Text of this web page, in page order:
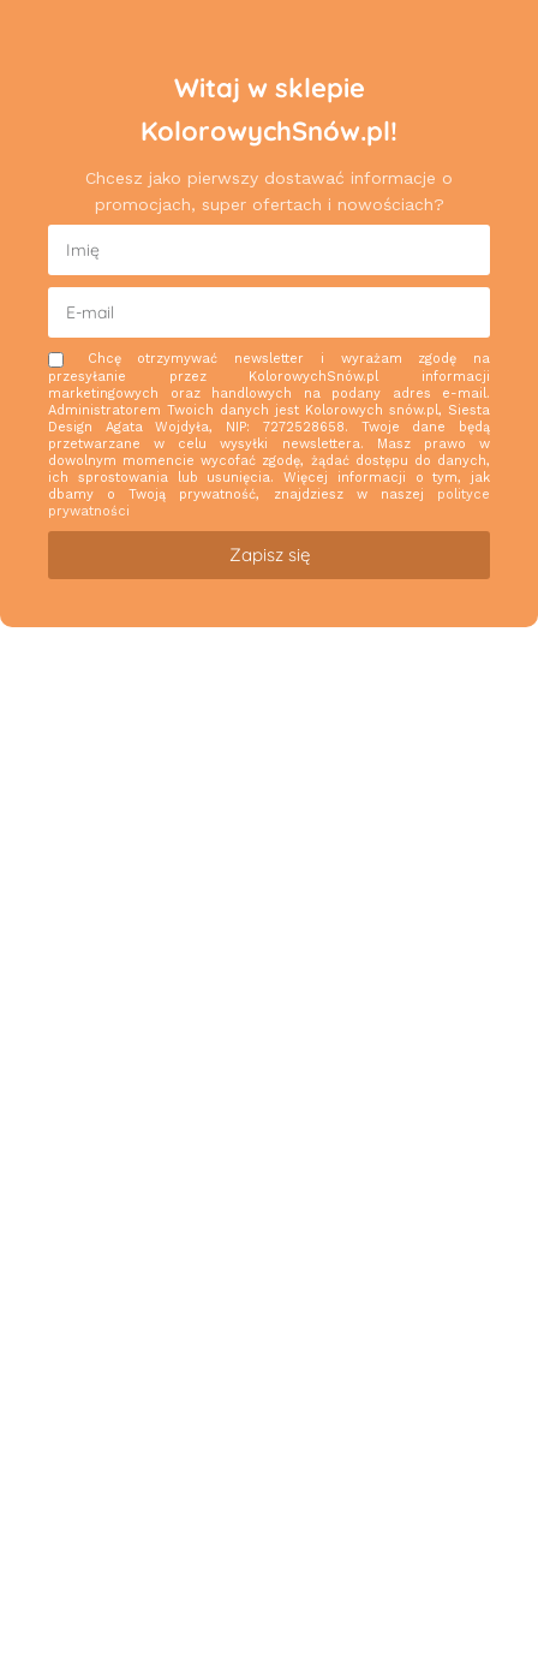
Witaj w sklepie
KolorowychSnów.pl!
Chcesz jako pierwszy dostawać informacje o
promocjach, super ofertach i nowościach?
Chcę otrzymywać newsletter i wyrażam zgodę na
przesyłanie przez KolorowychSnów.pl informacji
marketingowych oraz handlowych na podany adres e-mail.
Administratorem Twoich danych jest Kolorowych snów.pl, Siesta
Design Agata Wojdyła, NIP: 7272528658. Twoje dane będą
przetwarzane w celu wysyłki newslettera. Masz prawo w
dowolnym momencie wycofać zgodę, żądać dostępu do danych,
ich sprostowania lub usunięcia. Więcej informacji o tym, jak
dbamy o Twoją prywatność, znajdziesz w naszej polityce
prywatności
Zapisz się